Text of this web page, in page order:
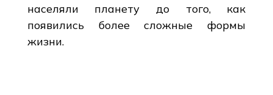
населяли планету до того, как
появились более сложные формы
жизни.